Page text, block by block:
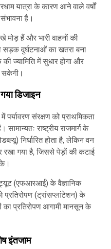
यात्रा के कारण आने वाले वर्षों
है।
मोड़ हैं और भारी वाहनों की
सड़क दुर्घटनाओं का खतरा बना
ज्यामिति में सुधार होगा और
सकेगी।
डिजाइन
पर्यावरण संरक्षण को प्राथमिकता
राष्ट्रीय राजमार्ग के
निर्धारित होता है, लेकिन वन
गया है, जिससे पेड़ों की कटाई
(एफआरआई) के वैज्ञानिक
(ट्रांसप्लांटेशन) के
का प्रतिरोपण आगामी मानसून के
इंतजाम